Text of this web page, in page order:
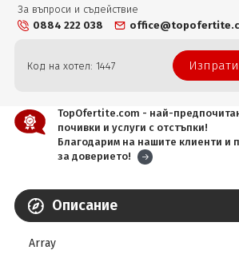
За въпроси и съдействие
0884 222 038
Код на хотел: 1447
TopOfertite.com - най-
почивки и услуги с отстъпки!
Благодарим на нашите клиенти и
за доверието!
Описание
Array